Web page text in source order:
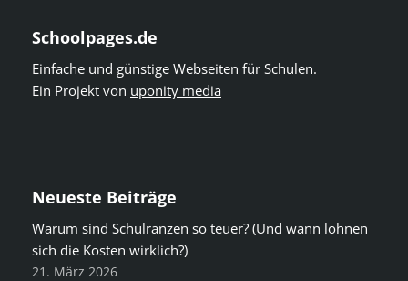
Schoolpages.de
Einfache und günstige Webseiten für Schulen.
Ein Projekt von uponity media
Neueste Beiträge
Warum sind Schulranzen so teuer? (Und wann lohnen
sich die Kosten wirklich?)
21. März 2026